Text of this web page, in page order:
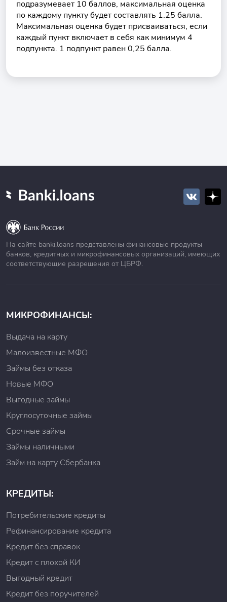
подразумевает 10 баллов, максимальная оценка
по каждому пункту будет составлять 1.25 балла.
Максимальная оценка будет присваиваться, если
каждый пункт включает в себя как минимум 4
подпункта. 1 подпункт равен 0,25 балла.
На сайте banki.loans представлены финансовые продукты
банков, кредитных и микрофинансовых организаций, имеющих
соответствующие разрешения от ЦБРФ.
МИКРОФИНАНСЫ:
Выдача на карту
Малоизвестные МФО
Займы без отказа
Новые МФО
Выгодные займы
Круглосуточные займы
Срочные займы
Займы наличными
Займ на карту Сбербанка
КРЕДИТЫ:
Потребительские кредиты
Рефинансирование кредита
Кредит без справок
Кредит с плохой КИ
Выгодный кредит
Кредит без поручителей